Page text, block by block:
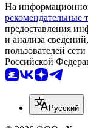
На
рекомендательные
предоставления
и анализа
пользователей
Российской
Русский